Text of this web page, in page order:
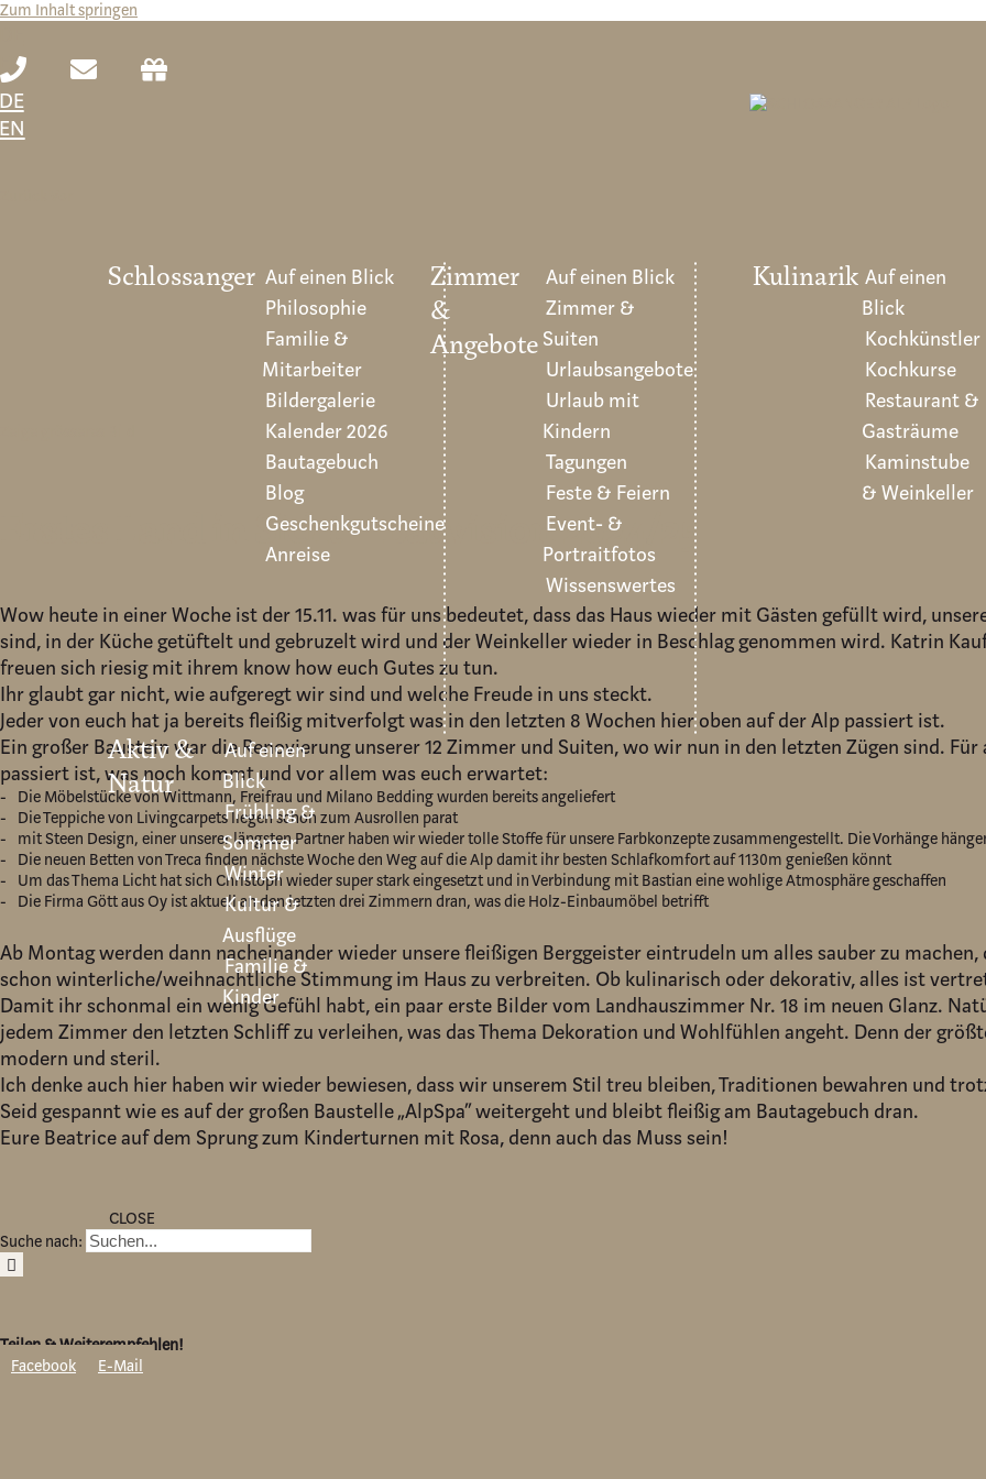
Zum Inhalt springen
Schlossanger Auf einen Blick
Philosophie
Familie &
Mitarbeiter
Bildergalerie
Kalender 2026
Bautagebuch
Blog
Geschenkgutscheine
Anreise
Zimmer
&
Angebote
Auf einen Blick
Zimmer &
Suiten
Urlaubsangebote
Urlaub mit
Kindern
Tagungen
Feste & Feiern
Event- &
Portraitfotos
Wissenswertes
Kulinarik Auf einen
Blick
Kochkünstler
Kochkurse
Restaurant &
Gasträume
Kaminstube
& Weinkeller
Aktiv &
Natur
Auf einen
Blick
Frühling &
Sommer
Winter
Kultur &
Ausflüge
Familie &
Kinder
CLOSE
Suche nach:
Erstes Land in Sicht – Bauvision 2024/25
Wow heute in einer Woche ist der 15.11. was für uns bedeutet, dass das Haus wieder mit Gästen gefüllt wird,
sind, in der Küche getüftelt und gebruzelt wird und der Weinkeller wieder in Beschlag genommen wird. Katrin
freuen sich riesig mit ihrem know how euch Gutes zu tun.
Ihr glaubt gar nicht, wie aufgeregt wir sind und welche Freude in uns steckt.
Jeder von euch hat ja bereits fleißig mitverfolgt was in den letzten 8 Wochen hier oben auf der Alp passiert ist.
Ein großer Baustein war die Renovierung unserer 12 Zimmer und Suiten, wo wir nun in den letzten Zügen sind.
passiert ist, was noch kommt und vor allem was euch erwartet:
Die Möbelstücke von Wittmann, Freifrau und Milano Bedding wurden bereits angeliefert
Die Teppiche von Livingcarpets liegen schon zum Ausrollen parat
mit Steen Design, einer unserer längsten Partner haben wir wieder tolle Stoffe für unsere Farbkonzepte zusammengestellt. Die Vorhänge
Die neuen Betten von Treca finden nächste Woche den Weg auf die Alp damit ihr besten Schlafkomfort auf 1130m genießen könnt
Um das Thema Licht hat sich Christoph wieder super stark eingesetzt und in Verbindung mit Bastian eine wohlige Atmosphäre geschaffen
Die Firma Gött aus Oy ist aktuell an den letzten drei Zimmern dran, was die Holz-Einbaumöbel betrifft
Ab Montag werden dann nacheinander wieder unsere fleißigen Berggeister eintrudeln um alles sauber zu
schon winterliche/weihnachtliche Stimmung im Haus zu verbreiten. Ob kulinarisch oder dekorativ, alles ist
Damit ihr schonmal ein wenig Gefühl habt, ein paar erste Bilder vom Landhauszimmer Nr. 18 im neuen Glanz.
jedem Zimmer den letzten Schliff zu verleihen, was das Thema Dekoration und Wohlfühlen angeht. Denn der
modern und steril.
Ich denke auch hier haben wir wieder bewiesen, dass wir unserem Stil treu bleiben, Traditionen bewahren und
Seid gespannt wie es auf der großen Baustelle „AlpSpa“ weitergeht und bleibt fleißig am Bautagebuch dran.
Eure Beatrice auf dem Sprung zum Kinderturnen mit Rosa, denn auch das Muss sein!
Teilen & Weiterempfehlen!
Facebook
E-Mail